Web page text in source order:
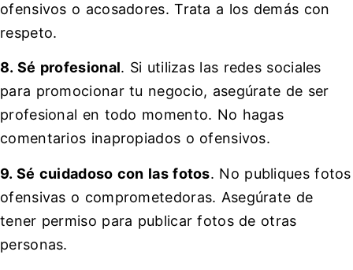
ofensivos o acosadores. Trata a los demás con
respeto.
8. Sé profesional. Si utilizas las redes sociales
para promocionar tu negocio, asegúrate de ser
profesional en todo momento. No hagas
comentarios inapropiados o ofensivos.
9. Sé cuidadoso con las fotos. No publiques fotos
ofensivas o comprometedoras. Asegúrate de
tener permiso para publicar fotos de otras
personas.